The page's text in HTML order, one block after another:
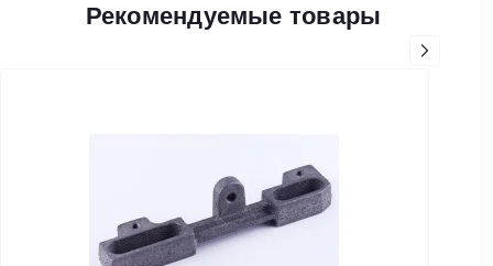
Рекомендуемые товары